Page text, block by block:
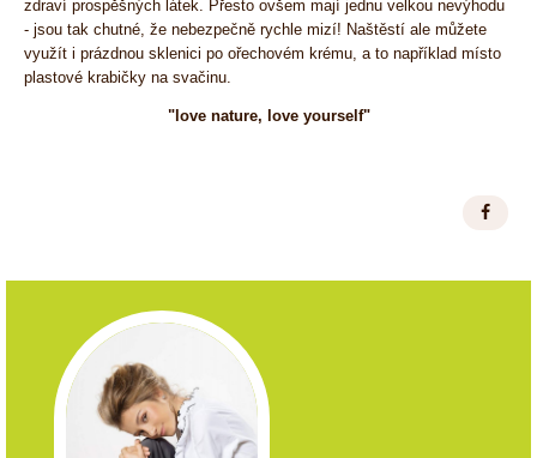
zdraví prospěšných látek. Přesto ovšem mají jednu velkou nevýhodu
- jsou tak chutné, že nebezpečně rychle mizí! Naštěstí ale můžete
využít i prázdnou sklenici po ořechovém krému, a to například místo
plastové krabičky na svačinu.
"love nature, love yourself"